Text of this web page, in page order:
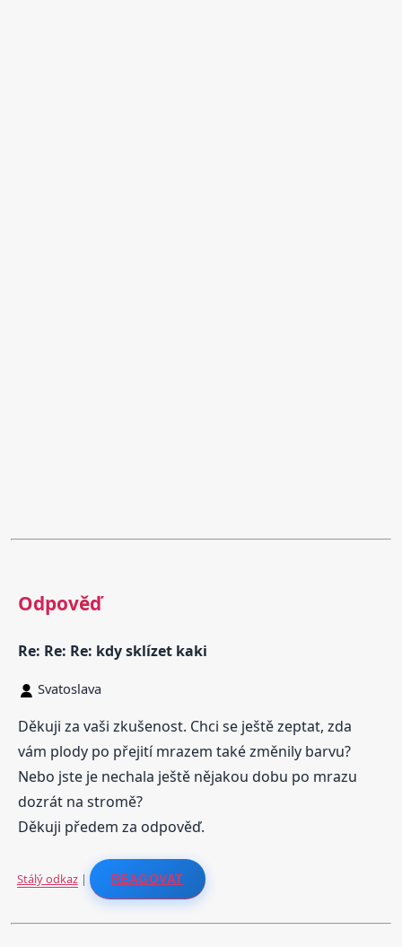
Odpověď
Re: Re: Re: kdy sklízet kaki
Svatoslava
Děkuji za vaši zkušenost. Chci se ještě zeptat, zda
vám plody po přejití mrazem také změnily barvu?
Nebo jste je nechala ještě nějakou dobu po mrazu
dozrát na stromě?
Děkuji předem za odpověď.
Stálý odkaz| REAGOVAT